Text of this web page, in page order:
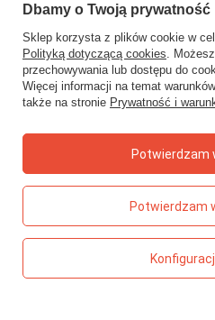
Śledzenie
Chcę
Chcę
Chcę
Dbamy o Twoją prywatność
Sklep korzysta z plików cookie w
Polityką dotyczącą cookies.
przechowywania lub dostępu do
Więcej informacji na temat
także na stronie Prywatność i
Potwierdzam
Potwierdzam